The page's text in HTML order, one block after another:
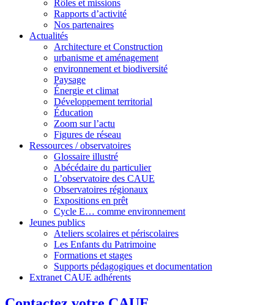
Rôles et missions
Rapports d’activité
Nos partenaires
Actualités
Architecture et Construction
urbanisme et aménagement
environnement et biodiversité
Paysage
Énergie et climat
Développement territorial
Éducation
Zoom sur l’actu
Figures de réseau
Ressources / observatoires
Glossaire illustré
Abécédaire du particulier
L’observatoire des CAUE
Observatoires régionaux
Expositions en prêt
Cycle E… comme environnement
Jeunes publics
Ateliers scolaires et périscolaires
Les Enfants du Patrimoine
Formations et stages
Supports pédagogiques et documentation
Extranet CAUE adhérents